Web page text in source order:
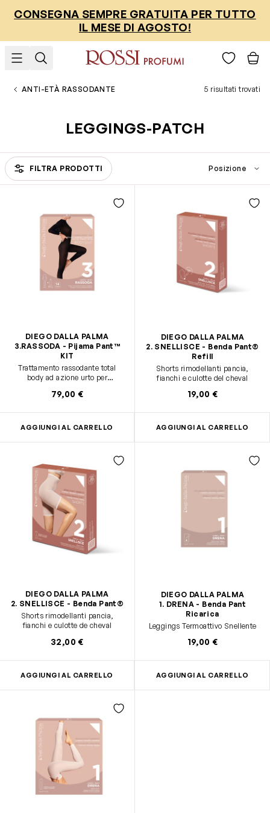
CONSEGNA SEMPRE GRATUITA PER TUTTO
IL MESE DI AGOSTO!
ANTI-ETÀ RASSODANTE 5 risultati trovati
LEGGINGS-PATCH
FILTRA PRODOTTI
Passa all'elenco prodotti
DIEGO DALLA PALMA
3.RASSODA - Pijama Pant™
KIT
Trattamento rassodante total
body ad azione urto per
gambe, fianchi, vita, braccia.
79,00 €
AGGIUNGI AL CARRELLO
DIEGO DALLA PALMA
2. SNELLISCE - Benda Pant®
Refill
Shorts rimodellanti pancia,
fianchi e culotte del cheval
19,00 €
AGGIUNGI AL CARRELLO
DIEGO DALLA PALMA
2. SNELLISCE - Benda Pant®
Shorts rimodellanti pancia,
fianchi e culotte de cheval
32,00 €
AGGIUNGI AL CARRELLO
DIEGO DALLA PALMA
1. DRENA - Benda Pant
Ricarica
Leggings Termoattivo Snellente
19,00 €
AGGIUNGI AL CARRELLO